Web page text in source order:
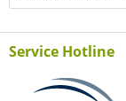
Service Hotline